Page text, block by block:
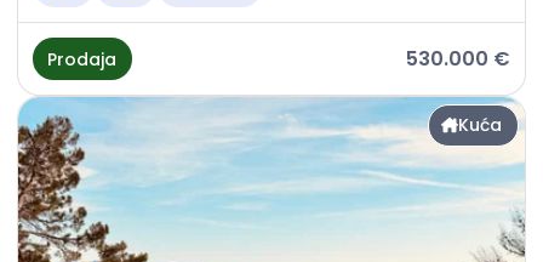
Prodaja 530.000 €
Kuća